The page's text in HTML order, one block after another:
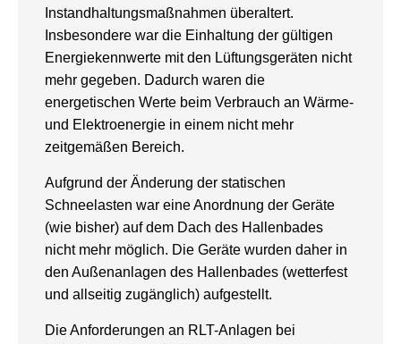
Instandhaltungsmaßnahmen überaltert.
Insbesondere war die Einhaltung der gültigen
Energiekennwerte mit den Lüftungsgeräten nicht
mehr gegeben. Dadurch waren die
energetischen Werte beim Verbrauch an Wärme-
und Elektroenergie in einem nicht mehr
zeitgemäßen Bereich.
Aufgrund der Änderung der statischen
Schneelasten war eine Anordnung der Geräte
(wie bisher) auf dem Dach des Hallenbades
nicht mehr möglich. Die Geräte wurden daher in
den Außenanlagen des Hallenbades (wetterfest
und allseitig zugänglich) aufgestellt.
Die Anforderungen an RLT-Anlagen bei